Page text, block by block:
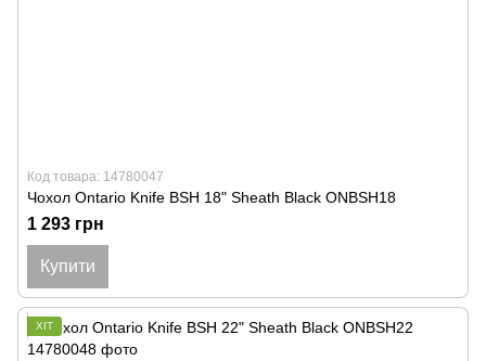
Код товара: 14780047
Чохол Ontario Knife BSH 18" Sheath Black ONBSH18
1 293 грн
Купити
ХІТ